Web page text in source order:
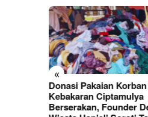
«
Donasi Pakaian Korban
Kebakaran Ciptamulya
Berserakan, Founder